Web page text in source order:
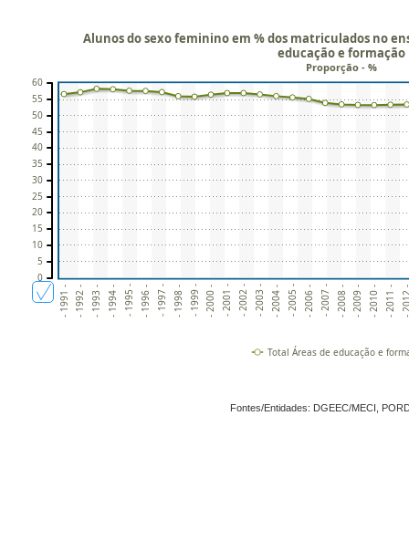
- 1991 - - 1992 - - 1993 - - 1994 - - 1995 - - 1996 - - 1997 - - 1998 - - 1999 - - 2000 - - 2001 - - 2002 - - 2003 - - 2004 - - 2005 - - 2006 - - 2007 - - 2008 - - 2009 - - 2010 - - 2011 - -
Alunos do sexo feminino em % dos matriculados no
educação e formação
Proporção - %
0
5
10
15
20
25
30
35
40
45
50
55
60
Total Áreas de educação e
Fontes/Entidades: DGEEC/MECI,